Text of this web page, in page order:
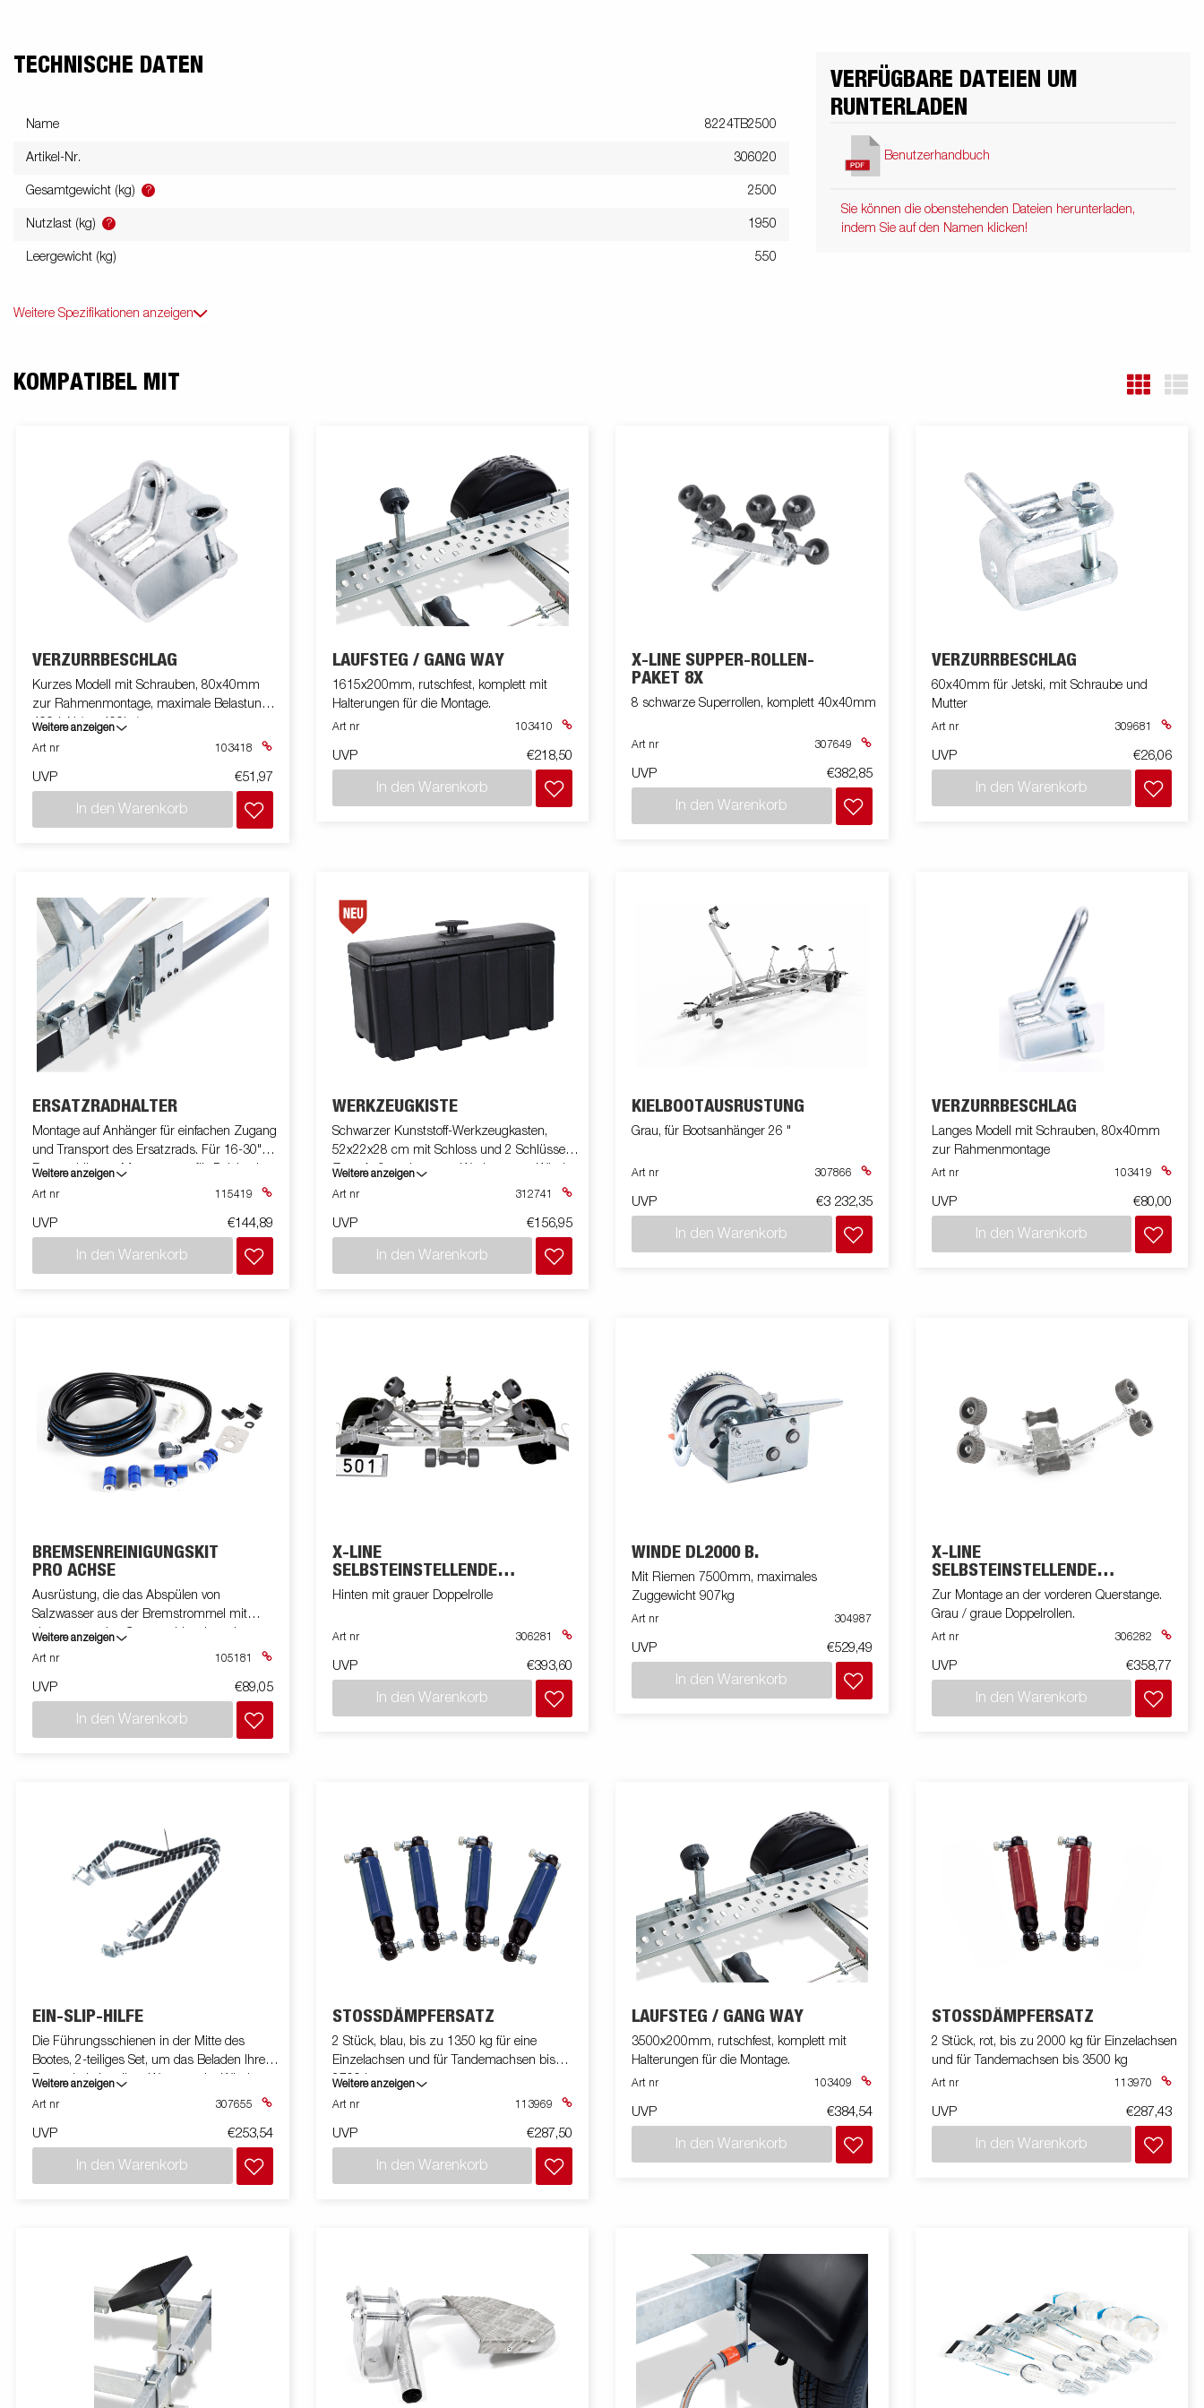
TECHNISCHE DATEN
Name 8224TB2500
Artikel-Nr. 306020
Gesamtgewicht (kg) ? 2500
Nutzlast (kg) ? 1950
Leergewicht (kg) 550
Weitere Spezifikationen anzeigen
VERFÜGBARE DATEIEN UM
RUNTERLADEN
Benutzerhandbuch
Sie können die obenstehenden Dateien herunterladen,
indem Sie auf den Namen klicken!
KOMPATIBEL MIT
VERZURRBESCHLAG
Kurzes Modell mit Schrauben, 80x40mm
zur Rahmenmontage, maximale Belastung
400daN (ca. 400kg)
Weitere anzeigen
Art nr
103418
UVP €51,97
In den Warenkorb
LAUFSTEG / GANG WAY
1615x200mm, rutschfest, komplett mit
Halterungen für die Montage.
Art nr 103410
UVP €218,50
In den Warenkorb
X-LINE SUPPER-ROLLEN-
PAKET 8X
8 schwarze Superrollen, komplett 40x40mm
Art nr 307649
UVP €382,85
In den Warenkorb
VERZURRBESCHLAG
60x40mm für Jetski, mit Schraube und
Mutter
Art nr 309681
UVP €26,06
In den Warenkorb
ERSATZRADHALTER
Montage auf Anhänger für einfachen Zugang
und Transport des Ersatzrads. Für 16-30"
Bootsanhänger. Montagesatz für Deichsel
mit U-Bolzen.
Weitere anzeigen
Art nr
115419
UVP €144,89
In den Warenkorb
WERKZEUGKISTE
Schwarzer Kunststoff-Werkzeugkasten,
52x22x28 cm mit Schloss und 2 Schlüsseln.
Zum Aufbewahren von Werkzeugen, Winden
oder Zurrbändern bei Nichtgebrauch. Inkl.
Bootsanhänger und einige andere Modelle
Weitere anzeigen
Art nr
312741
UVP €156,95
In den Warenkorb
KIELBOOTAUSRÜSTUNG
Grau, für Bootsanhänger 26 "
Art nr 307866
UVP €3 232,35
In den Warenkorb
VERZURRBESCHLAG
Langes Modell mit Schrauben, 80x40mm
zur Rahmenmontage
Art nr 103419
UVP €80,00
In den Warenkorb
BREMSENREINIGUNGSKIT
PRO ACHSE
Ausrüstung, die das Abspülen von
Salzwasser aus der Bremstrommel mit
einem normalen Gartenschlauch und
frischem Wasser erleichtert. Für ein achse
Weitere anzeigen
Art nr
105181
UVP €89,05
In den Warenkorb
X-LINE
SELBSTEINSTELLENDE
HALTERUNG
Hinten mit grauer Doppelrolle
Art nr 306281
UVP €393,60
In den Warenkorb
WINDE DL2000 B.
Mit Riemen 7500mm, maximales
Zuggewicht 907kg
Art nr 304987
UVP €529,49
In den Warenkorb
X-LINE
SELBSTEINSTELLENDE
HALTERUNG
Zur Montage an der vorderen Querstange.
Grau / graue Doppelrollen.
Art nr 306282
UVP €358,77
In den Warenkorb
EIN-SLIP-HILFE
Die Führungsschienen in der Mitte des
Bootes, 2-teiliges Set, um das Beladen Ihres
Bootes bei aktuellem Wasser oder Wind zu
erleichtern, funktionieren nicht mit
oder gerader Querstange.
Weitere anzeigen
Art nr
307655
UVP €253,54
In den Warenkorb
STOSSDÄMPFERSATZ
2 Stück, blau, bis zu 1350 kg für eine
Einzelachsen und für Tandemachsen bis
2700 kg
Weitere anzeigen
Art nr
113969
UVP €287,50
In den Warenkorb
LAUFSTEG / GANG WAY
3500x200mm, rutschfest, komplett mit
Halterungen für die Montage.
Art nr 103409
UVP €384,54
In den Warenkorb
STOSSDÄMPFERSATZ
2 Stück, rot, bis zu 2000 kg für Einzelachsen
und für Tandemachsen bis 3500 kg
Art nr 113970
UVP €287,43
In den Warenkorb